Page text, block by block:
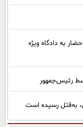
به دادگاه ویژه
رئیس‌جمهور
به‌قتل رسیده است